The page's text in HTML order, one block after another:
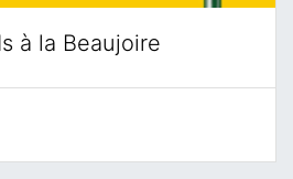
à la Beaujoire